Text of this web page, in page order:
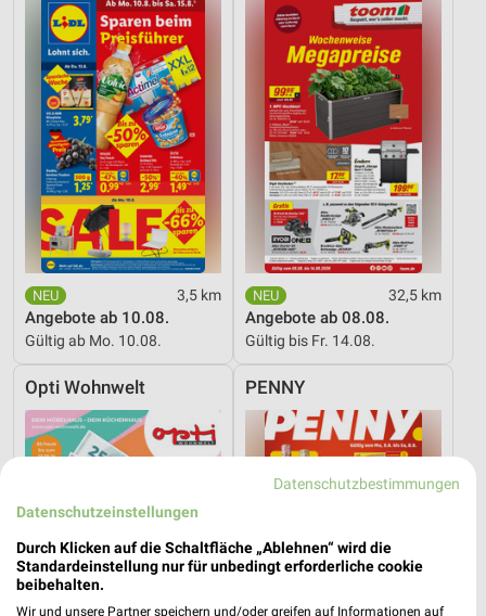
3,5 km
Angebote ab 10.08.
Gültig ab Mo. 10.08.
32,5 km
Angebote ab 08.08.
Gültig bis Fr. 14.08.
Opti Wohnwelt PENNY
Datenschutzbestimmungen
Datenschutzeinstellungen
Durch Klicken auf die Schaltfläche „Ablehnen“ wird die
Standardeinstellung nur für unbedingt erforderliche cookie
beibehalten.
Wir und unsere Partner speichern und/oder greifen auf Informationen auf